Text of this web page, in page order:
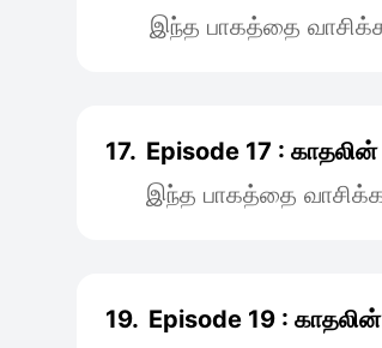
இந்த பாகத்தை
17. Episode 17 :
இந்த பாகத்தை
19. Episode 19 :